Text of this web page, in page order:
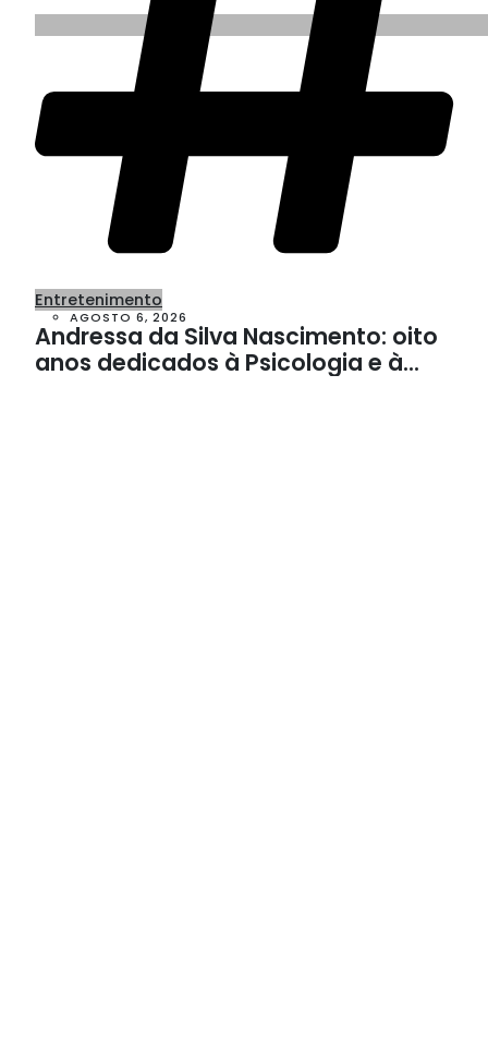
Entretenimento
AGOSTO 6, 2026
Andressa da Silva Nascimento: oito
anos dedicados à Psicologia e à